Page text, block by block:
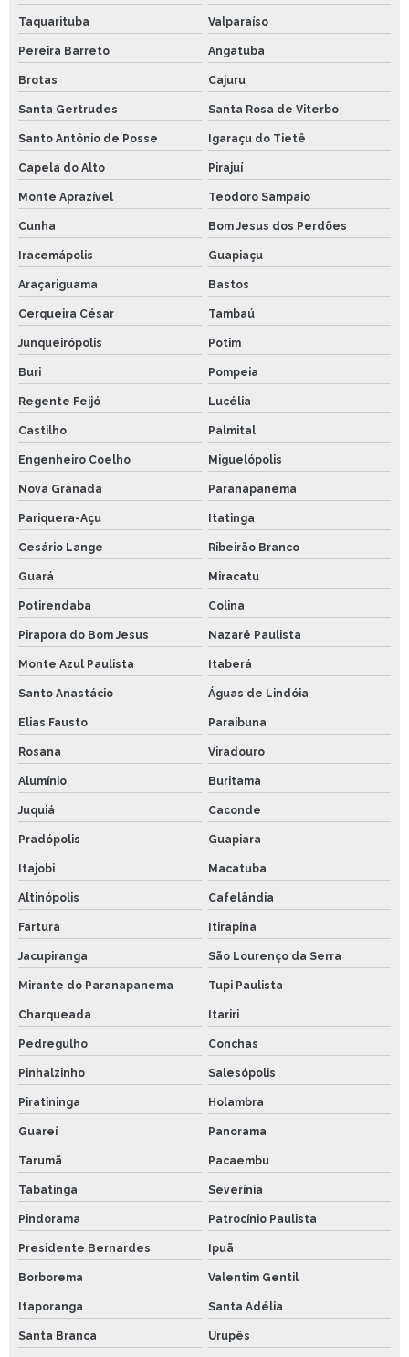
Taquarituba Valparaíso
Pereira Barreto Angatuba
Brotas Cajuru
Santa Gertrudes Santa Rosa de Viterbo
Santo Antônio de Posse Igaraçu do Tietê
Capela do Alto Pirajuí
Monte Aprazível Teodoro Sampaio
Cunha Bom Jesus dos Perdões
Iracemápolis Guapiaçu
Araçariguama Bastos
Cerqueira César Tambaú
Junqueirópolis Potim
Buri Pompeia
Regente Feijó Lucélia
Castilho Palmital
Engenheiro Coelho Miguelópolis
Nova Granada Paranapanema
Pariquera-Açu Itatinga
Cesário Lange Ribeirão Branco
Guará Miracatu
Potirendaba Colina
Pirapora do Bom Jesus Nazaré Paulista
Monte Azul Paulista Itaberá
Santo Anastácio Águas de Lindóia
Elias Fausto Paraibuna
Rosana Viradouro
Alumínio Buritama
Juquiá Caconde
Pradópolis Guapiara
Itajobi Macatuba
Altinópolis Cafelândia
Fartura Itirapina
Jacupiranga São Lourenço da Serra
Mirante do Paranapanema Tupi Paulista
Charqueada Itariri
Pedregulho Conchas
Pinhalzinho Salesópolis
Piratininga Holambra
Guareí Panorama
Tarumã Pacaembu
Tabatinga Severínia
Pindorama Patrocínio Paulista
Presidente Bernardes Ipuã
Borborema Valentim Gentil
Itaporanga Santa Adélia
Santa Branca Urupês